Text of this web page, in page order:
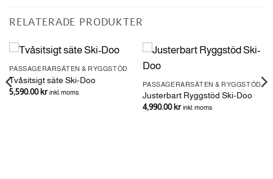
RELATERADE PRODUKTER
PASSAGERARSÄTEN & RYGGSTÖD
Tvåsitsigt säte Ski-Doo
5,590.00kr inkl. moms
PASSAGERARSÄTEN & RYGGSTÖD
Justerbart Ryggstöd Ski-Doo
4,990.00kr inkl. moms